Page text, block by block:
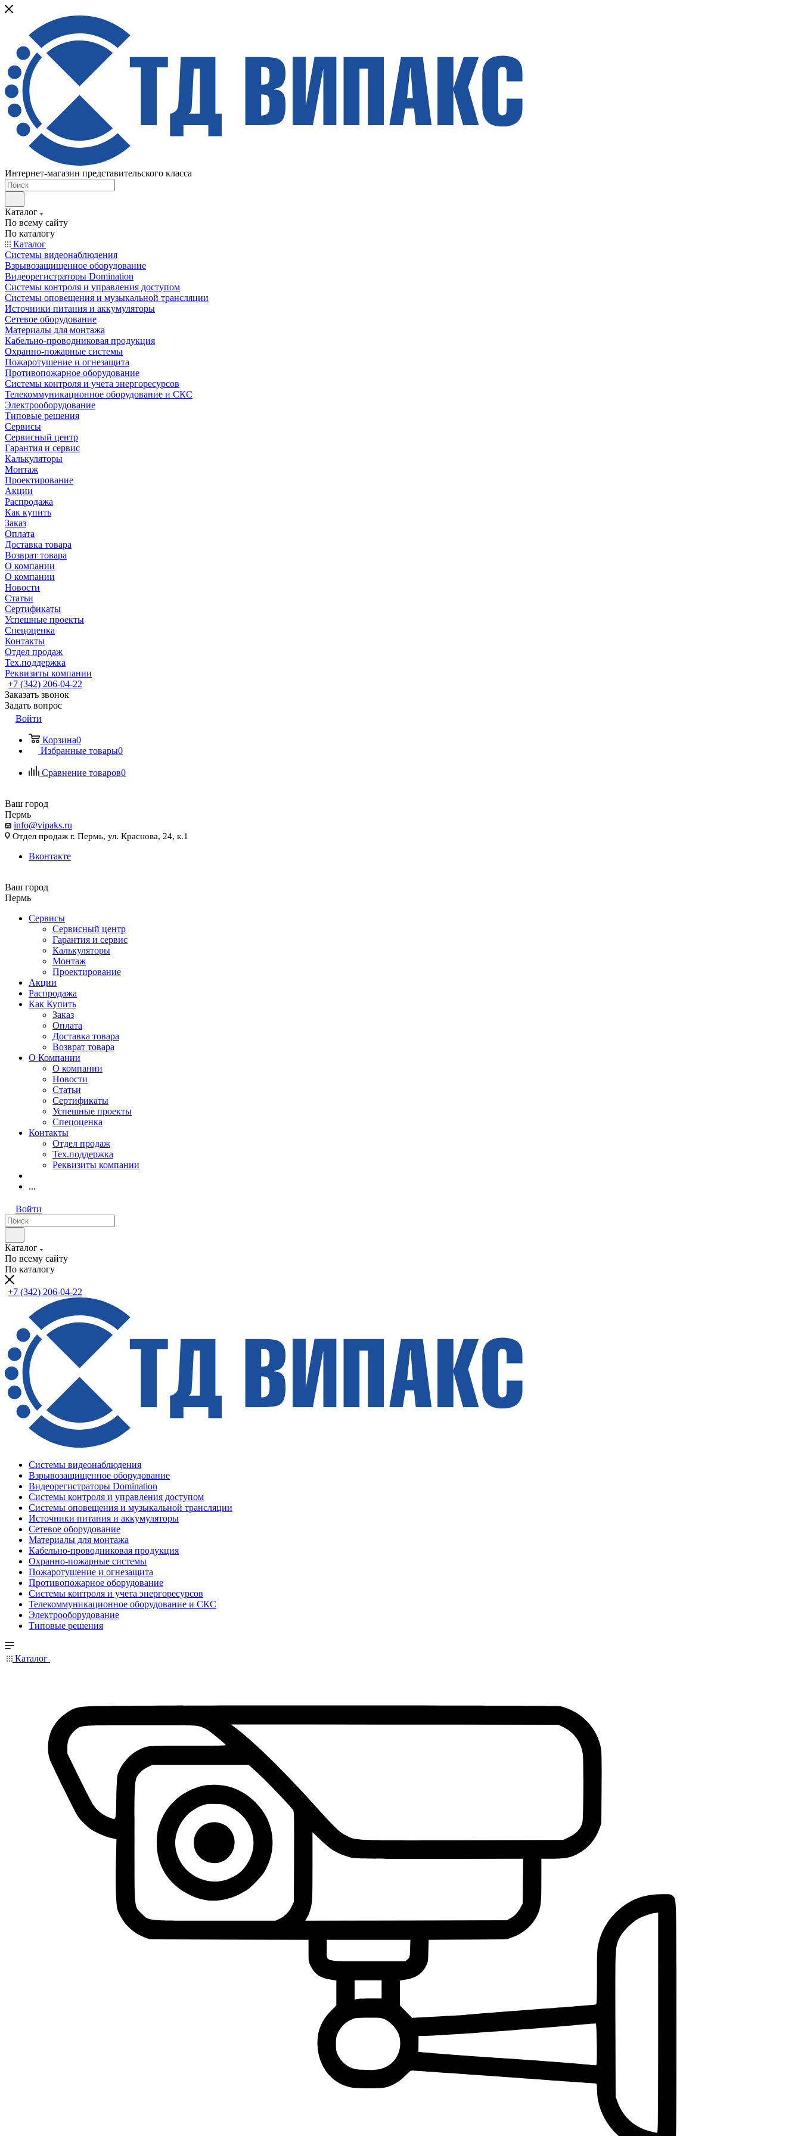
Интернет-магазин представительского класса
Каталог
По всему сайту
По каталогу
Каталог
Системы видеонаблюдения
Взрывозащищенное оборудование
Видеорегистраторы Domination
Системы контроля и управления доступом
Системы оповещения и музыкальной трансляции
Источники питания и аккумуляторы
Сетевое оборудование
Материалы для монтажа
Кабельно-проводниковая продукция
Охранно-пожарные системы
Пожаротушение и огнезащита
Противопожарное оборудование
Системы контроля и учета энергоресурсов
Телекоммуникационное оборудование и СКС
Электрооборудование
Типовые решения
Сервисы
Сервисный центр
Гарантия и сервис
Калькуляторы
Монтаж
Проектирование
Акции
Распродажа
Как купить
Заказ
Оплата
Доставка товара
Возврат товара
О компании
О компании
Новости
Статьи
Сертификаты
Успешные проекты
Спецоценка
Контакты
Отдел продаж
Тех.поддержка
Реквизиты компании
+7 (342) 206-04-22
Заказать звонок
Задать вопрос
Войти
Корзина0
Избранные товары0
Сравнение товаров0
Ваш город
Пермь
info@vipaks.ru
Отдел продаж г. Пермь, ул. Краснова, 24, к.1
Вконтакте
Ваш город
Пермь
Сервисы
Сервисный центр
Гарантия и сервис
Калькуляторы
Монтаж
Проектирование
Акции
Распродажа
Как Купить
Заказ
Оплата
Доставка товара
Возврат товара
О Компании
О компании
Новости
Статьи
Сертификаты
Успешные проекты
Спецоценка
Контакты
Отдел продаж
Тех.поддержка
Реквизиты компании
...
Войти
Каталог
По всему сайту
По каталогу
+7 (342) 206-04-22
Системы видеонаблюдения
Взрывозащищенное оборудование
Видеорегистраторы Domination
Системы контроля и управления доступом
Системы оповещения и музыкальной трансляции
Источники питания и аккумуляторы
Сетевое оборудование
Материалы для монтажа
Кабельно-проводниковая продукция
Охранно-пожарные системы
Пожаротушение и огнезащита
Противопожарное оборудование
Системы контроля и учета энергоресурсов
Телекоммуникационное оборудование и СКС
Электрооборудование
Типовые решения
Каталог